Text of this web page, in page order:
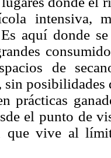
intensiva,
aquí donde
de
sin posibilidades
prácticas
el punto de
que vive al